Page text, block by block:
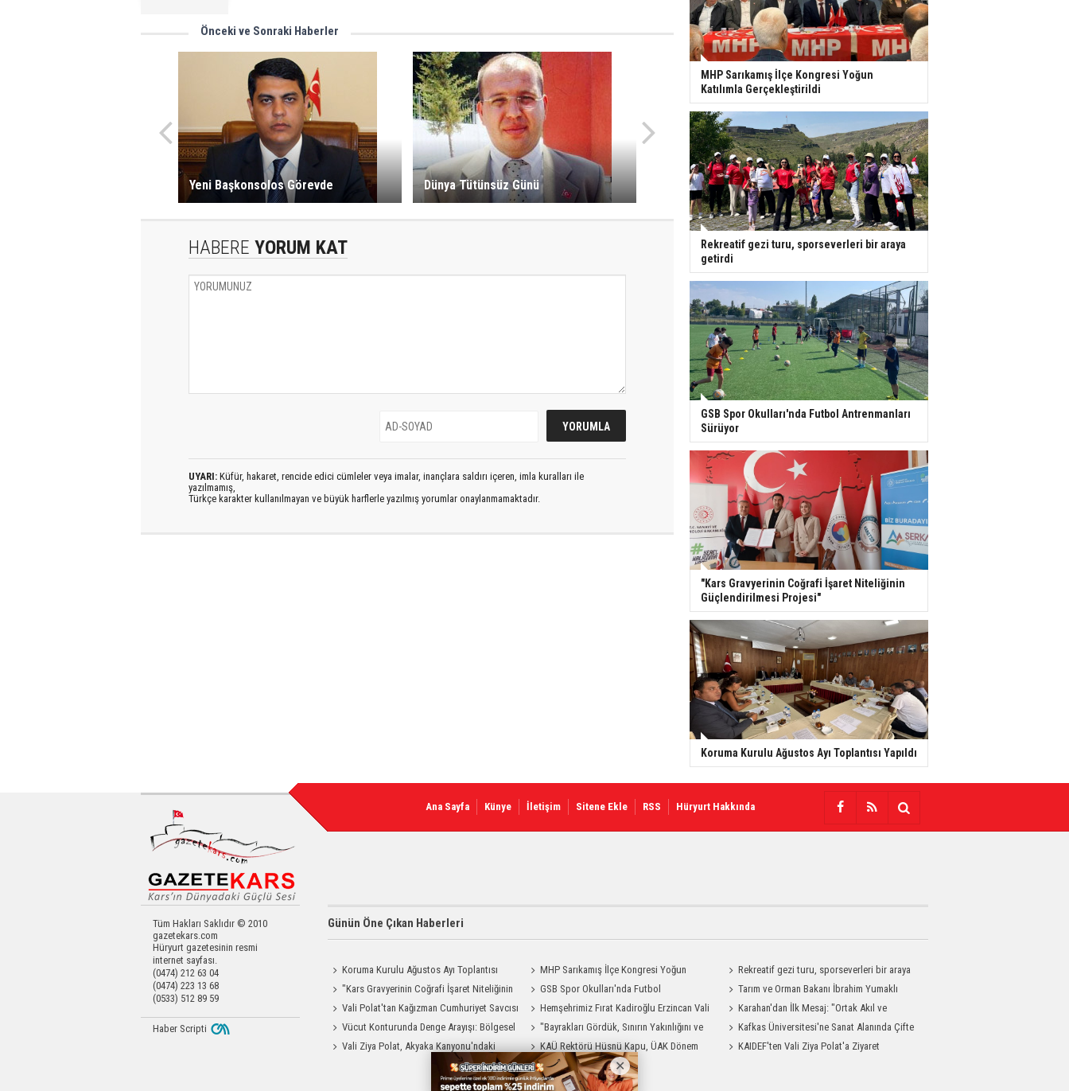
Önceki ve Sonraki Haberler
Yeni Başkonsolos Görevde Dünya Tütünsüz Günü
HABERE YORUM KAT
UYARI: Küfür, hakaret, rencide edici cümleler veya imalar, inançlara saldırı içeren, imla kuralları ile
yazılmamış,
Türkçe karakter kullanılmayan ve büyük harflerle yazılmış yorumlar onaylanmamaktadır.
MHP Sarıkamış İlçe Kongresi Yoğun
Katılımla Gerçekleştirildi
Rekreatif gezi turu, sporseverleri bir araya
getirdi
GSB Spor Okulları'nda Futbol Antrenmanları
Sürüyor
"Kars Gravyerinin Coğrafi İşaret Niteliğinin
Güçlendirilmesi Projesi"
Koruma Kurulu Ağustos Ayı Toplantısı Yapıldı
Ana Sayfa Künye İletişim Sitene Ekle RSS Hüryurt Hakkında
Tüm Hakları Saklıdır © 2010
gazetekars.com
Hüryurt gazetesinin resmi
internet sayfası.
(0474) 212 63 04
(0474) 223 13 68
(0533) 512 89 59
Günün Öne Çıkan Haberleri
Koruma Kurulu Ağustos Ayı Toplantısı
Yapıldı
MHP Sarıkamış İlçe Kongresi Yoğun
Katılımla Gerçekleştirildi
Rekreatif gezi turu, sporseverleri bir araya
getirdi
"Kars Gravyerinin Coğrafi İşaret Niteliğinin
Güçlendirilmesi Projesi"
GSB Spor Okulları'nda Futbol
Antrenmanları Sürüyor
Tarım ve Orman Bakanı İbrahim Yumaklı
Kars'a Geliyor
Vali Polat'tan Kağızman Cumhuriyet Savcısı
Eravcı'ya Ziyaret
Hemşehrimiz Fırat Kadiroğlu Erzincan Vali
Yardımcılığına Atandı
Karahan'dan İlk Mesaj: "Ortak Akıl ve
Dayanışmayla Çalışacağız"
Vücut Konturunda Denge Arayışı: Bölgesel
Yağ Alma Sürecinin Tüm Aşamaları
"Bayrakları Gördük, Sınırın Yakınlığını ve
Uzaklığını Aynı Anda Hissettik"
Kafkas Üniversitesi'ne Sanat Alanında Çifte
Gurur
Vali Ziya Polat, Akyaka Kanyonu'ndaki
KAÜ Rektörü Hüsnü Kapu, ÜAK Dönem
Başkanlığını Devretti
KAIDEF'ten Vali Ziya Polat'a Ziyaret
Haber Scripti